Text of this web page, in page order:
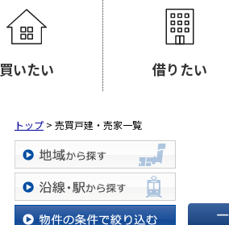
買いたい 借りたい
トップ > 売買戸建・売家一覧
地域から探す
沿線・駅から探す